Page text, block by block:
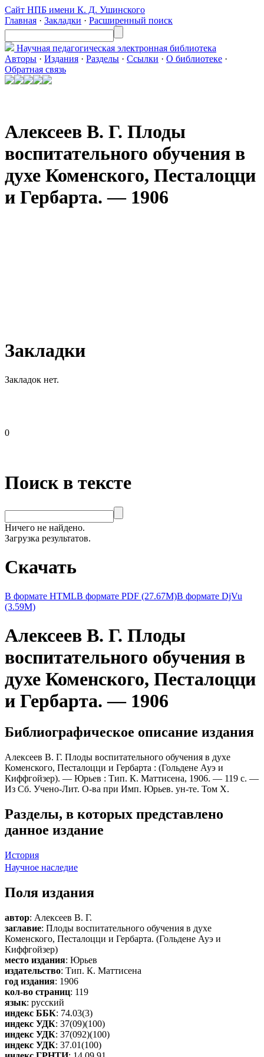
Сайт НПБ имени К. Д. Ушинского
Главная · Закладки · Расширенный поиск
Научная педагогическая электронная библиотека
Авторы · Издания · Разделы · Ссылки · О библиотеке ·
Обратная связь
Алексеев В. Г. Плоды
воспитательного обучения в
духе Коменского, Песталоцци
и Гербарта. — 1906
Закладки
Закладок нет.
0
Поиск в тексте
Ничего не найдено.
Загрузка результатов.
Скачать
В формате HTMLВ формате PDF (27.67M)В формате DjVu
(3.59M)
Алексеев В. Г. Плоды
воспитательного обучения в
духе Коменского, Песталоцци
и Гербарта. — 1906
Библиографическое описание издания
Алексеев В. Г. Плоды воспитательного обучения в духе
Коменского, Песталоцци и Гербарта : (Гольдене Ауэ и
Киффгойзер). — Юрьев : Тип. К. Маттисена, 1906. — 119 с. —
Из Сб. Учено-Лит. О-ва при Имп. Юрьев. ун-те. Том Х.
Разделы, в которых представлено
данное издание
История
Научное наследие
Поля издания
автор: Алексеев В. Г.
заглавие: Плоды воспитательного обучения в духе
Коменского, Песталоцци и Гербарта. (Гольдене Ауэ и
Киффгойзер)
место издания: Юрьев
издательство: Тип. К. Маттисена
год издания: 1906
кол-во страниц: 119
язык: русский
индекс ББК: 74.03(3)
индекс УДК: 37(09)(100)
индекс УДК: 37(092)(100)
индекс УДК: 37.01(100)